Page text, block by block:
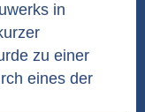
in
zu einer
eines der